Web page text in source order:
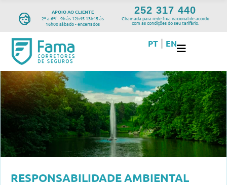
APOIO AO CLIENTE
2ª a 6ªf - 9h às 12h45 13h45 às
16h00 sábado - encerrados
252 317 440
Chamada para rede fixa nacional de acordo
com as condições do seu tarifário.
PT EN
RESPONSABILIDADE AMBIENTAL